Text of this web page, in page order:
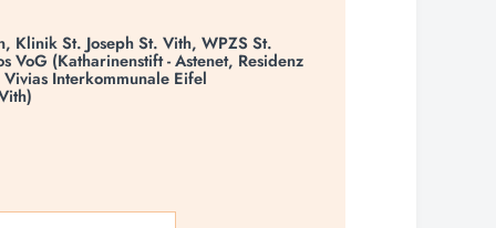
Klinik St. Joseph St. Vith, WPZS St.
VoG (Katharinenstift - Astenet, Residenz
Interkommunale Eifel